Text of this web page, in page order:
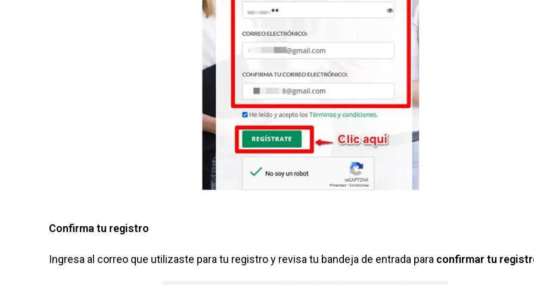
Confirma tu registro
Ingresa al correo que utilizaste para tu registro y revisa tu bandeja de entrada para confirmar tu